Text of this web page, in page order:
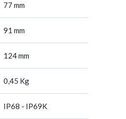
77 mm
91 mm
124 mm
0,45 Kg
IP68 - IP69K